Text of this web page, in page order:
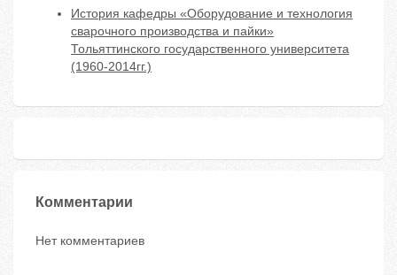
История кафедры «Оборудование и технология
сварочного производства и пайки»
Тольяттинского государственного университета
(1960-2014гг.)
Комментарии
Нет комментариев